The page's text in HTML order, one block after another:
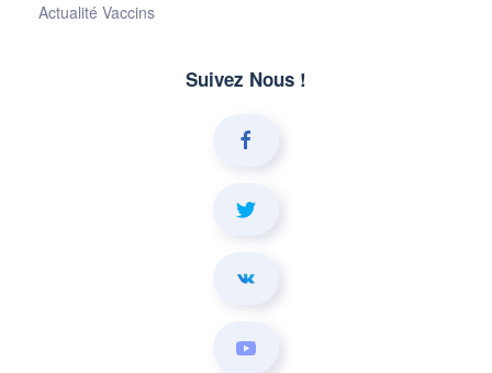
Actualité Vaccins
Suivez Nous !